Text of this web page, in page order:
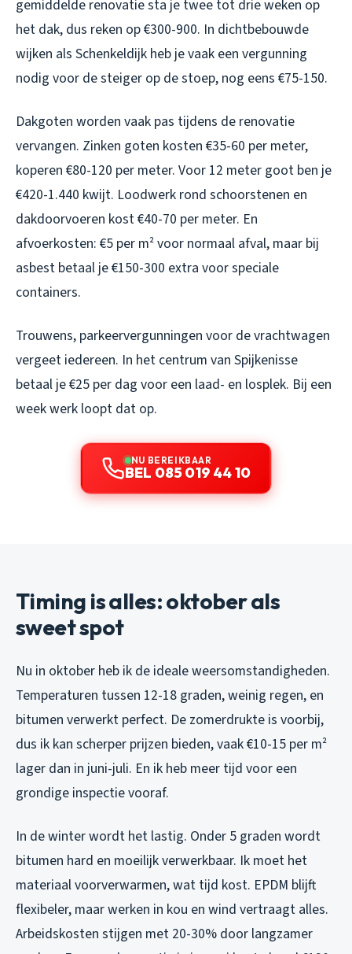
gemiddelde renovatie sta je twee tot drie weken op
het dak, dus reken op €300-900. In dichtbebouwde
wijken als Schenkeldijk heb je vaak een vergunning
nodig voor de steiger op de stoep, nog eens €75-150.
Dakgoten worden vaak pas tijdens de renovatie
vervangen. Zinken goten kosten €35-60 per meter,
koperen €80-120 per meter. Voor 12 meter goot ben je
€420-1.440 kwijt. Loodwerk rond schoorstenen en
dakdoorvoeren kost €40-70 per meter. En
afvoerkosten: €5 per m² voor normaal afval, maar bij
asbest betaal je €150-300 extra voor speciale
containers.
Trouwens, parkeervergunningen voor de vrachtwagen
vergeet iedereen. In het centrum van Spijkenisse
betaal je €25 per dag voor een laad- en losplek. Bij een
week werk loopt dat op.
NU BEREIKBAAR
BEL 085 019 44 10
Timing is alles: oktober als
sweet spot
Nu in oktober heb ik de ideale weersomstandigheden.
Temperaturen tussen 12-18 graden, weinig regen, en
bitumen verwerkt perfect. De zomerdrukte is voorbij,
dus ik kan scherper prijzen bieden, vaak €10-15 per m²
lager dan in juni-juli. En ik heb meer tijd voor een
grondige inspectie vooraf.
In de winter wordt het lastig. Onder 5 graden wordt
bitumen hard en moeilijk verwerkbaar. Ik moet het
materiaal voorverwarmen, wat tijd kost. EPDM blijft
flexibeler, maar werken in kou en wind vertraagt alles.
Arbeidskosten stijgen met 20-30% door langzamer